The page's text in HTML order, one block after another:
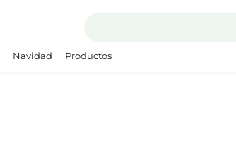
Navidad Productos